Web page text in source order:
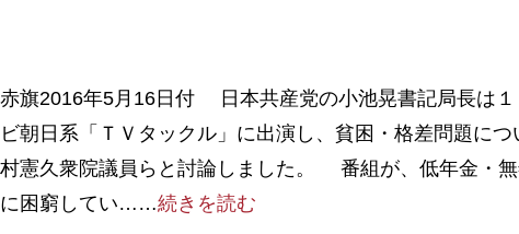
赤旗2016年5月16日付 日本共産党の小池晃書記局長は１
ビ朝日系「ＴＶタックル」に出演し、貧困・格差問題につ
村憲久衆院議員らと討論しました。 番組が、低年金・
に困窮してい……続きを読む